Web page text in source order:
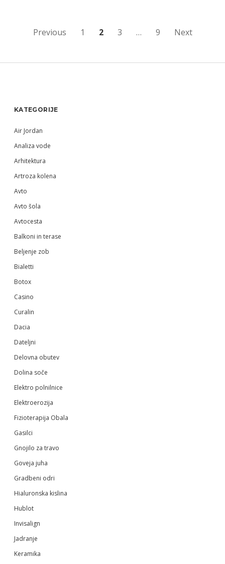
Številčenje
Previous 1 2 3 … 9 Next
KATEGORIJE
Air Jordan
Analiza vode
Arhitektura
Artroza kolena
Avto
Avto šola
Avtocesta
Balkoni in terase
Beljenje zob
Bialetti
Botox
Casino
Curalin
Dacia
Dateljni
Delovna obutev
Dolina soče
Elektro polnilnice
Elektroerozija
Fizioterapija Obala
Gasilci
Gnojilo za travo
Goveja juha
Gradbeni odri
Hialuronska kislina
Hublot
Invisalign
Jadranje
Keramika